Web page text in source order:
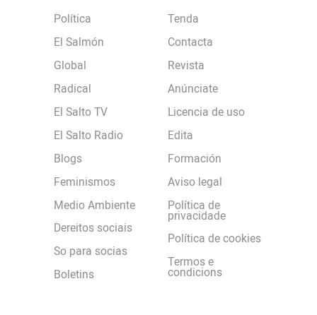
Política
El Salmón
Global
Radical
El Salto TV
El Salto Radio
Blogs
Feminismos
Medio Ambiente
Dereitos sociais
So para socias
Boletins
Tenda
Contacta
Revista
Anúnciate
Licencia de uso
Edita
Formación
Aviso legal
Política de
privacidade
Política de cookies
Termos e
condicions